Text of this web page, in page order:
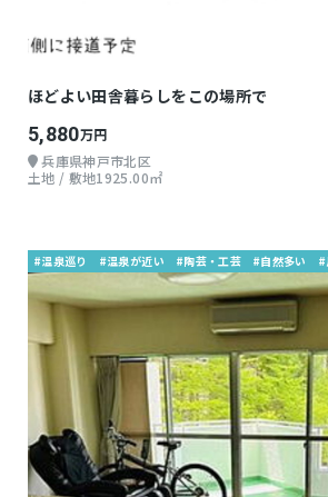
ほどよい田舎暮らしをこの場所で
5,880万円
兵庫県神戸市北区
土地 / 敷地1925.00㎡
#温泉巡り #温泉が近い #陶芸・工芸 #自然多い #